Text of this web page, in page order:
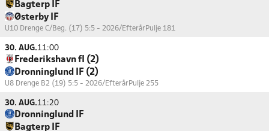
Bagterp IF
Østerby IF
U10 Drenge C/Beg. (17) 5:5 - 2026/EfterårPulje 181
30. AUG.11:00
Frederikshavn fI (2)
Dronninglund IF (2)
U8 Drenge B2 (19) 5:5 - 2026/EfterårPulje 255
30. AUG.11:20
Dronninglund IF
Bagterp IF